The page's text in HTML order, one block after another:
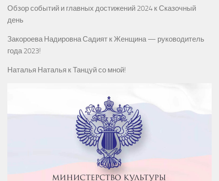
Обзор событий и главных достижений 2024 кСказочный
день
Закороева Надировна Садият кЖенщина — руководитель
года 2023!
Наталья Наталья кТанцуй со мной!